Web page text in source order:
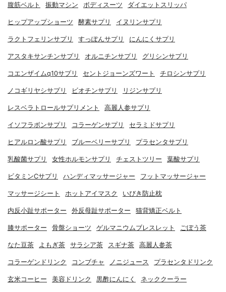
腹筋ベルト 振動マシン ボディスーツ ダイエットスリッパ
ヒップアップショーツ 酵素サプリ イヌリンサプリ
ラクトフェリンサプリ すっぽんサプリ にんにくサプリ
アスタキサンチンサプリ オルニチンサプリ グリシンサプリ
コエンザイムq10サプリ セントジョーンズワート チロシンサプリ
ノコギリヤシサプリ ビオチンサプリ リジンサプリ
レスベラトロールサプリメント 高麗人参サプリ
イソフラボンサプリ コラーゲンサプリ セラミドサプリ
ヒアルロン酸サプリ ブルーベリーサプリ プラセンタサプリ
乳酸菌サプリ 女性ホルモンサプリ チェストツリー 葉酸サプリ
ビタミンCサプリ ハンディマッサージャー フットマッサージャー
マッサージシート ホットアイマスク いびき防止枕
内反小趾サポーター 外反母趾サポーター 猫背矯正ベルト
膝サポーター 骨盤ショーツ ゲルマニウムブレスレット ごぼう茶
なた豆茶 よもぎ茶 サラシア茶 スギナ茶 高麗人参茶
コラーゲンドリンク コンブチャ ノニジュース プラセンタドリンク
玄米コーヒー 美容ドリンク 黒酢にんにく ネッククーラー